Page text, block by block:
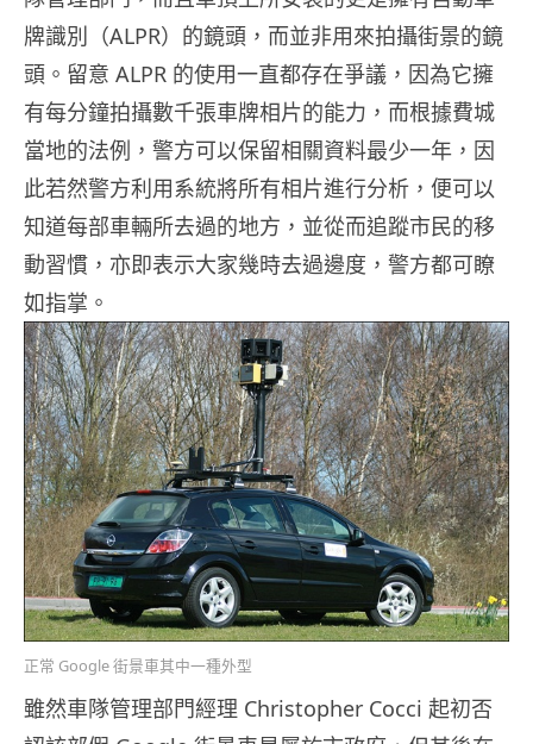
牌識別（ALPR）的鏡頭，而並非用來拍攝街景的鏡
頭。留意 ALPR 的使用一直都存在爭議，因為它擁
有每分鐘拍攝數千張車牌相片的能力，而根據費城
當地的法例，警方可以保留相關資料最少一年，因
此若然警方利用系統將所有相片進行分析，便可以
知道每部車輛所去過的地方，並從而追蹤市民的移
動習慣，亦即表示大家幾時去過邊度，警方都可瞭
如指掌。
正常 Google 街景車其中一種外型
雖然車隊管理部門經理 Christopher Cocci 起初否